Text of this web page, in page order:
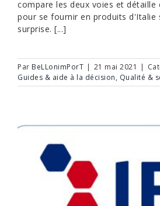
compare les deux voies et détaille
pour se fournir en produits d'Italie
surprise. [...]
Par BeLLonimPorT | 21 mai 2021 |
Guides & aide à la décision, Qualité &